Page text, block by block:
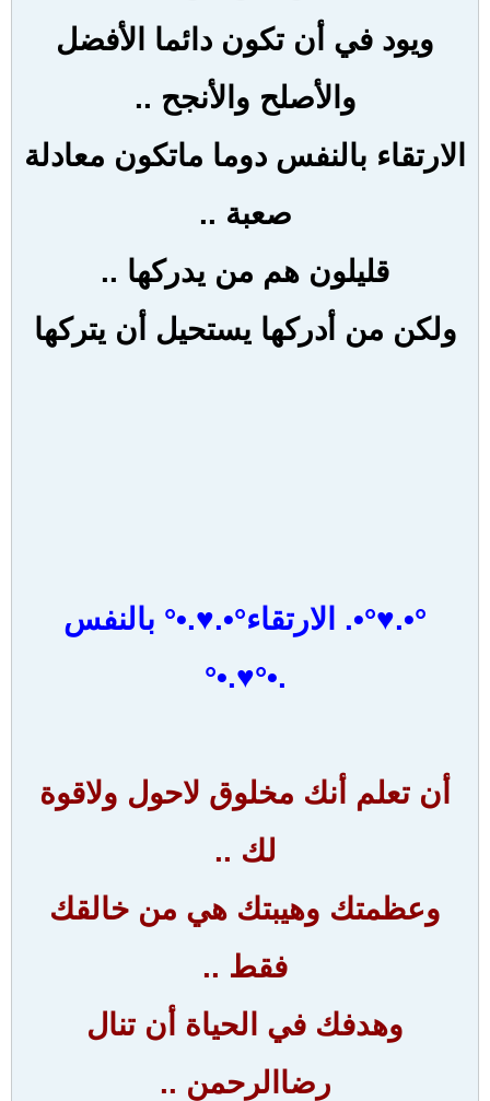
ويود في أن تكون دائما الأفضل
والأصلح والأنجح ..
الارتقاء بالنفس دوما ماتكون معادلة
صعبة ..
قليلون هم من يدركها ..
ولكن من أدركها يستحيل أن يتركها
°•.♥°•. الارتقاء°•.♥.•° بالنفس
.•°♥.•°
أن تعلم أنك مخلوق لاحول ولاقوة
لك ..
وعظمتك وهيبتك هي من خالقك
فقط ..
وهدفك في الحياة أن تنال
رضاالرحمن ..